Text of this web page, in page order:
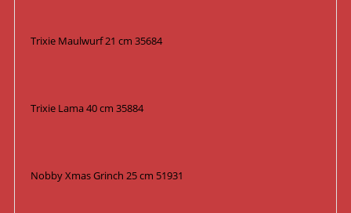
Trixie Maulwurf 21 cm 35684
Trixie Lama 40 cm 35884
Nobby Xmas Grinch 25 cm 51931